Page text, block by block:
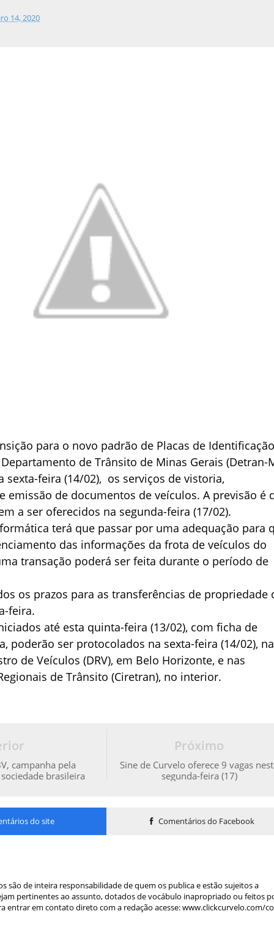
14, 2020
para o novo padrão de Placas de
de Trânsito de Minas Gerais (Detran-
sexta-feira (14/02), os serviços de vistoria,
emissão de documentos de veículos. A previsão é
a ser oferecidos na segunda-feira (17/02).
terá que passar por uma adequação para
das informações da frota de veículos do
transação poderá ser feita durante o período de
os prazos para as transferências de propriedade
feira.
até esta quinta-feira (13/02), com ficha de
poderão ser protocolados na sexta-feira (14/02), na
de Veículos (DRV), em Belo Horizonte, e nas
de Trânsito (Ciretran), no interior.
Próximo
Sine de Curvelo oferece 9 vagas
segunda-feira (17)
campanha pela
brasileira
do site Comentários do Facebook
são de inteira responsabilidade de quem os publica e estão sujeitos a
pertinentes ao assunto, dotados de vocábulo inapropriado ou feitos
entrar em contato direto com a redação acesse: www.clickcurvelo.com/